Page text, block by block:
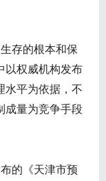
存的根本和保
以权威机构发布
水平为依据，不
成量为竞争手段
的《天津市预